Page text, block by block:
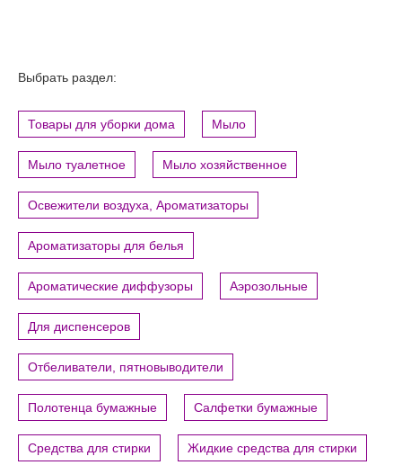
Выбрать раздел:
Товары для уборки дома Мыло
Мыло туалетное Мыло хозяйственное
Освежители воздуха, Ароматизаторы
Ароматизаторы для белья
Ароматические диффузоры Аэрозольные
Для диспенсеров
Отбеливатели, пятновыводители
Полотенца бумажные Салфетки бумажные
Средства для стирки Жидкие средства для стирки